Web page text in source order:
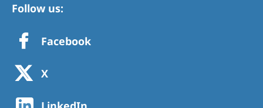
Follow us:
Facebook
X